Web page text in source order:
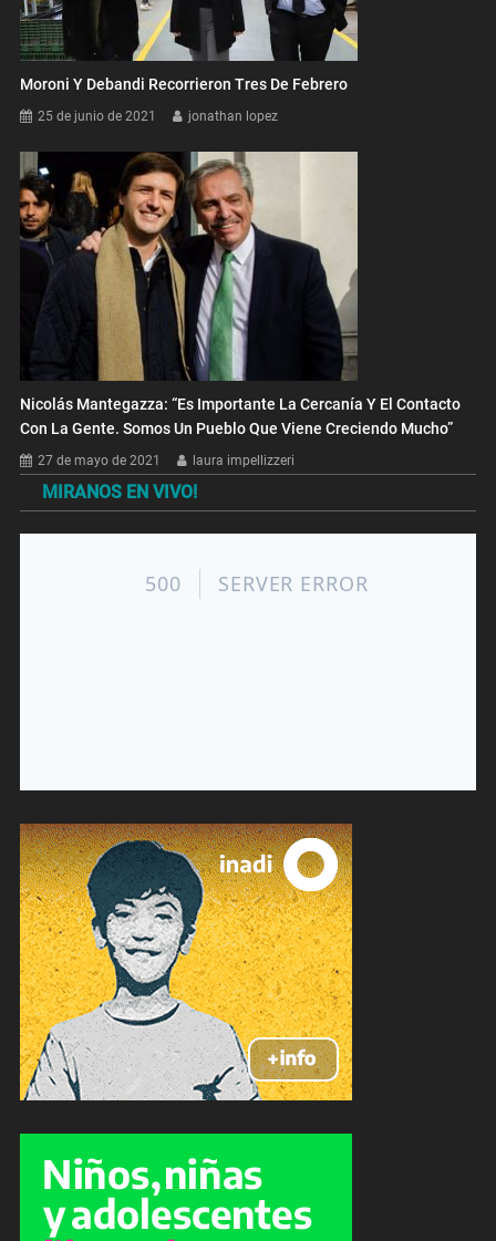
Moroni Y Debandi Recorrieron Tres De Febrero
25 de junio de 2021 jonathan lopez
Nicolás Mantegazza: “Es Importante La Cercanía Y El Contacto
Con La Gente. Somos Un Pueblo Que Viene Creciendo Mucho”
27 de mayo de 2021 laura impellizzeri
MIRANOS EN VIVO!